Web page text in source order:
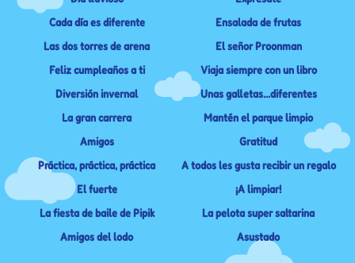
Cada día es diferente
Ensalada de frutas
Las dos torres de arena
El señor Proonman
Feliz cumpleaños a ti
Viaja siempre con un libro
Diversión invernal
Unas galletas…diferentes
La gran carrera
Mantén el parque limpio
Amigos
Gratitud
Práctica, práctica, práctica
A todos les gusta recibir un regalo
El fuerte
¡A limpiar!
La fiesta de baile de Pipik
La pelota super saltarina
Amigos del lodo
Asustado